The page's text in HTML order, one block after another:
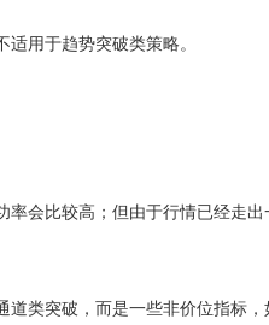
用于趋势突破类策略。
率会比较高；但由于行情已经走出
道类突破，而是一些非价位指标，